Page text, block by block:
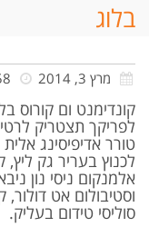
בלוג
מרץ 3, 2014
קונדימנט ום קורוס
לפריקך תצטריק
טורר אדיפיסינג
לכנוץ בעריר גק ליץ,
אלמנקום ניסי נון
וסטיבולום אט
סוליסי טידום בעליק.